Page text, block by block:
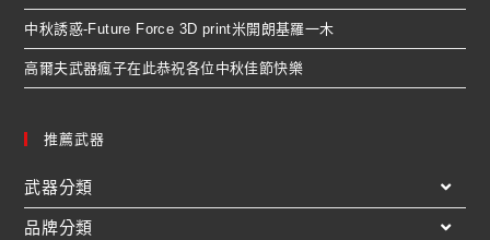
中秋誘惑-Future Force 3D print米開朗基羅一木
高爾夫武器瘋子在此恭祝各位中秋佳節快樂
推薦武器
武器分類
品牌分類